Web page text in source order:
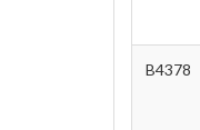
B4378